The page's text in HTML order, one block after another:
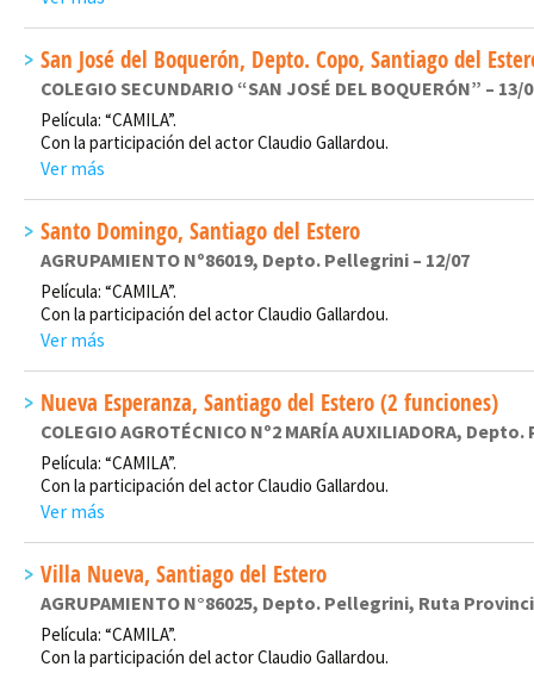
San José del Boquerón, Depto. Copo, Santiago del
COLEGIO SECUNDARIO “SAN JOSÉ DEL BOQUERÓN” – 13/
Película: “CAMILA”.
Con la participación del actor Claudio Gallardou.
Ver más
Santo Domingo, Santiago del Estero
AGRUPAMIENTO Nº86019, Depto. Pellegrini – 12/07
Película: “CAMILA”.
Con la participación del actor Claudio Gallardou.
Ver más
Nueva Esperanza, Santiago del Estero (2 funciones)
COLEGIO AGROTÉCNICO Nº2 MARÍA AUXILIADORA,
Película: “CAMILA”.
Con la participación del actor Claudio Gallardou.
Ver más
Villa Nueva, Santiago del Estero
AGRUPAMIENTO N°86025, Depto. Pellegrini, Ruta
Película: “CAMILA”.
Con la participación del actor Claudio Gallardou.